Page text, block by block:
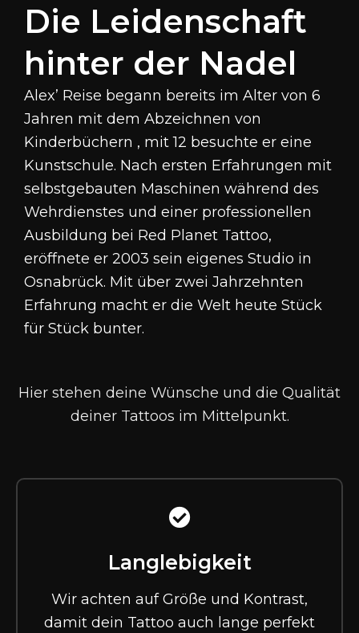
Die Leidenschaft
hinter der Nadel
Alex’ Reise begann bereits im Alter von 6
Jahren mit dem Abzeichnen von
Kinderbüchern , mit 12 besuchte er eine
Kunstschule. Nach ersten Erfahrungen mit
selbstgebauten Maschinen während des
Wehrdienstes und einer professionellen
Ausbildung bei Red Planet Tattoo,
eröffnete er 2003 sein eigenes Studio in
Osnabrück. Mit über zwei Jahrzehnten
Erfahrung macht er die Welt heute Stück
für Stück bunter.
Hier stehen deine Wünsche und die Qualität
deiner Tattoos im Mittelpunkt.
Langlebigkeit
Wir achten auf Größe und Kontrast,
damit dein Tattoo auch lange perfekt